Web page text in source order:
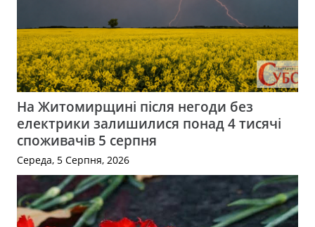
На Житомирщині після негоди без
електрики залишилися понад 4 тисячі
споживачів 5 серпня
Середа, 5 Серпня, 2026